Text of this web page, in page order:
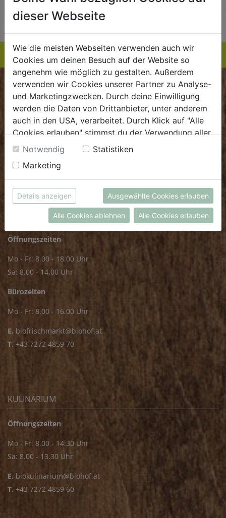
EINKAUFSLISTE
BIOKISTE
Kundenservice
Mo - Do: 8.00 - 16.00 Uhr
Fr: 8.00 - 15.00 Uhr
.dieBiokiste@biohof.at
T.+43 7272 2597
FRISCHMARKT
Öffnungszeiten
Mo - Fr: 8.00 - 18.00 Uhr
Sa: 8.00 - 14.00 Uhr
Bürozeiten
Mo - Fr: 8.00 - 16.00 Uhr
E. biofrischmarkt@biohof.at
T. +43 7272 4859 70
KULINARIUM
Öffnungszeiten
Mo - Fr: 8.00 - 14.30 Uhr
Sa: 8.00 - 13.30 Uhr
E. biokulinarium@biohof.at
T. +43 7272 4859 60
dieser Webseite
Wie die meisten Webseiten verwenden auch wir
Cookies um deinen Besuch auf der Website so
angenehm wie möglich zu gestalten. Außerdem
verwenden wir Cookies unserer Partner zu Analyse-
und Marketingzwecken. Durch deine Einwilligung
werden die Daten von Drittanbieter, unter anderem
auch in den USA, verarbeitet. Durch Klick auf "Alle
Cookies erlauben" stimmst du der Verwendung aller
Cookies zu. Unter "Details anzeigen" findest du alle
Infos zu den unterschiedlichen Cookies, du kannst
auch entscheiden, welche Cookies du erlauben
möchtest.
Weitere Informationen findest du in unserer
Datenschutzerklärung
bzw. imImpressum
Notwendig
Statistiken
Marketing
Details anzeigen Ausgewählte Cookies erlauben
Alle Cookies ablehnen Alle Cookies erlauben